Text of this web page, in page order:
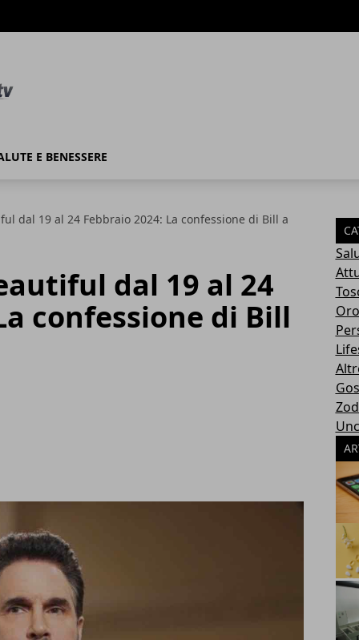
E BENESSERE
dal 19 al 24 Febbraio 2024: La confessione di Bill a
dal 19 al 24
confessione di Bill